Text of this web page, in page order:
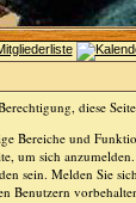
diese
Bereiche und
um sich anzumelden.
sein. Melden Sie
Benutzern